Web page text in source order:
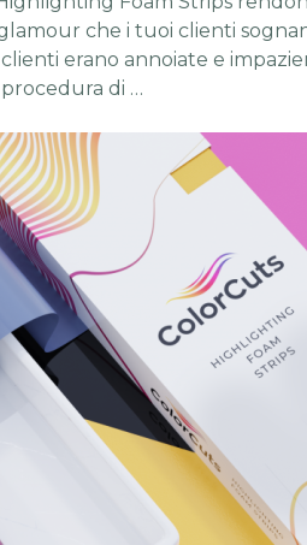
che i tuoi clienti
erano annoiate e
di …